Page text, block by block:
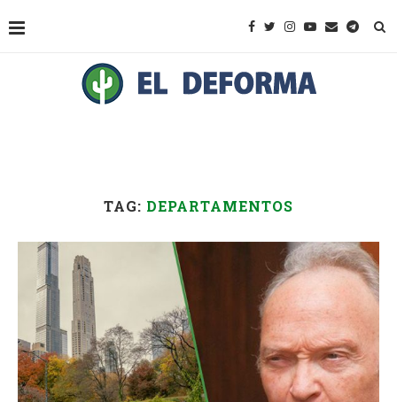
TAG: DEPARTAMENTOS